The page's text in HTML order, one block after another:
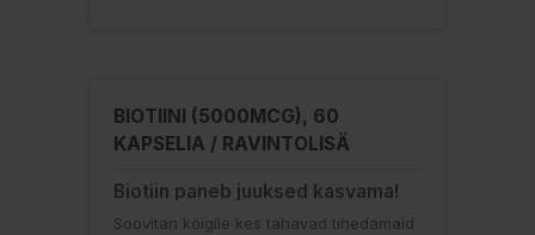
BIOTIINI (5000MCG), 60
KAPSELIA / RAVINTOLISÄ
Biotiin paneb juuksed kasvama!
Soovitan kõigile kes tahavad tihedamaid